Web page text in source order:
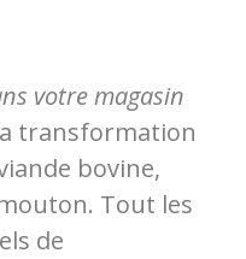
votre magasin
transformation
bovine,
Tout les
de